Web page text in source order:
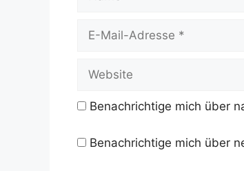
Mail-
Benachrichtige mich über
Benachrichtige mich über